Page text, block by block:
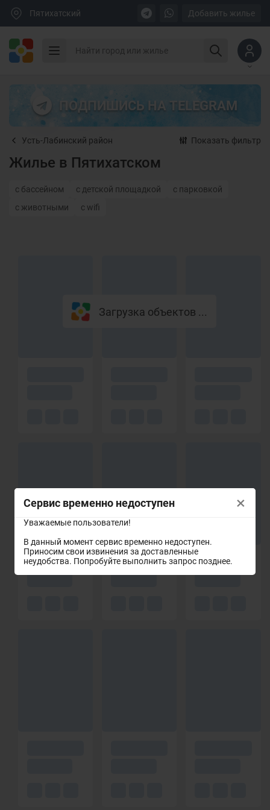
Сервис временно недоступен
Уважаемые пользователи!
В данный момент сервис временно недоступен.
Приносим свои извинения за доставленные
неудобства. Попробуйте выполнить запрос позднее.
×
Пятихатский Добавить жилье
ПОДПИШИСЬ НА TELEGRAM
Усть-Лабинский район Показать фильтр
Жилье в Пятихатском
с бассейном с детской площадкой
с парковкой
с животными
с wifi
Загрузка объектов ...